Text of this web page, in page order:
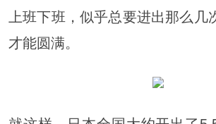
上班下班，似乎总要进出那么几
才能圆满。